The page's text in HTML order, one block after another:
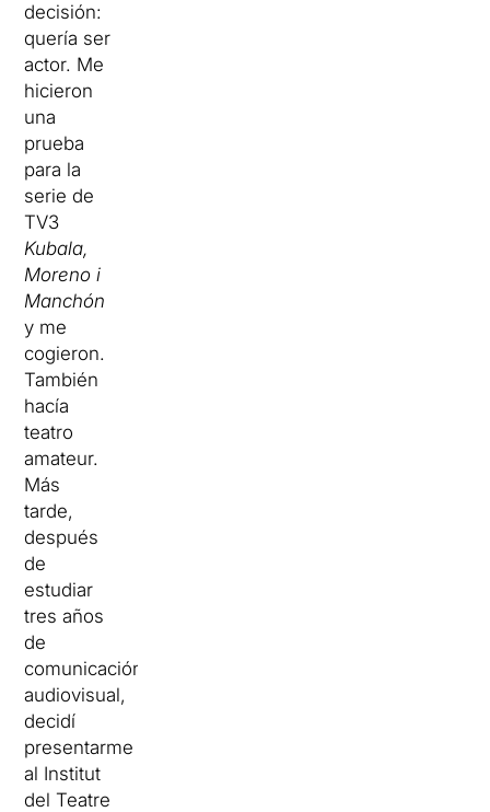
decisión:
quería ser
actor. Me
hicieron
una
prueba
para la
serie de
TV3
Kubala,
Moreno i
Manchón
y me
cogieron.
También
hacía
teatro
amateur.
Más
tarde,
después
de
estudiar
tres años
de
comunicación
audiovisual,
decidí
presentarme
al Institut
del Teatre